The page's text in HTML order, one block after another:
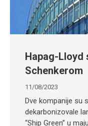
Hapag-Lloyd
Schenkerom
11/08/2023
Dve kompanije su
dekarbonizovale
“Ship Green” u